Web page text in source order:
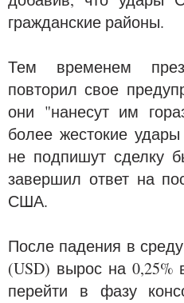
гражданские районы.
Тем временем
повторил свое
они "нанесут им
более жестокие
не подпишут сделку
завершил ответ на
США.
После падения в
(USD) вырос на 0,25%
перейти в фазу